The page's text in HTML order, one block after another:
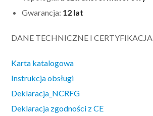
Gwarancja: 12 lat
DANE TECHNICZNE I CERTYFIKACJA
Karta katalogowa
Instrukcja obsługi
Deklaracja_NCRFG
Deklaracja zgodności z CE